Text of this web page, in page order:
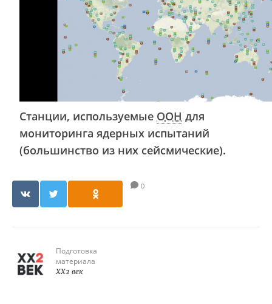
Станции, используемые ООН для
мониторинга ядерных испытаний
(большинство из них сейсмические).
0
Подготовка
материала
XX2 век